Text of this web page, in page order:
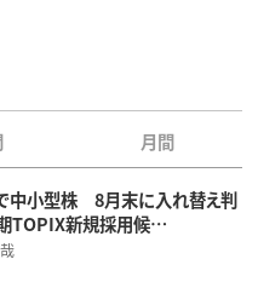
月間
中小型株 8月末に入れ替え判
TOPIX新規採用候…